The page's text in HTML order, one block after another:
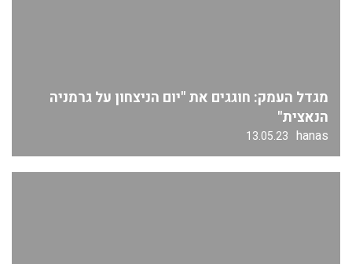
מגדל העמק: חוגגים את "יום הניצחון על גרמניה
הנאצית"
hanas
13.05.23